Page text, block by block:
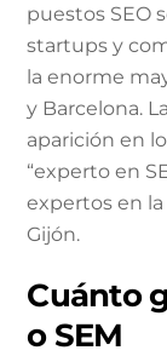
puestos SEO
startups y
la enorme
y Barcelona.
aparición en
“experto en
expertos en
Gijón.
Cuánto
o SEM